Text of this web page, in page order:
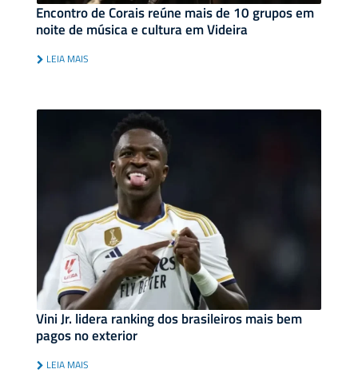
Encontro de Corais reúne mais de 10 grupos em
noite de música e cultura em Videira
LEIA MAIS
Vini Jr. lidera ranking dos brasileiros mais bem
pagos no exterior
LEIA MAIS